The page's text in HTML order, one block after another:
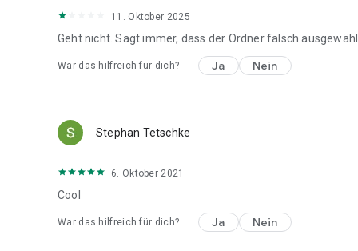
11. Oktober 2025
Geht nicht. Sagt immer, dass der Ordner falsch
War das hilfreich für dich? Ja Nein
Stephan Tetschke
6. Oktober 2021
Cool
War das hilfreich für dich? Ja Nein